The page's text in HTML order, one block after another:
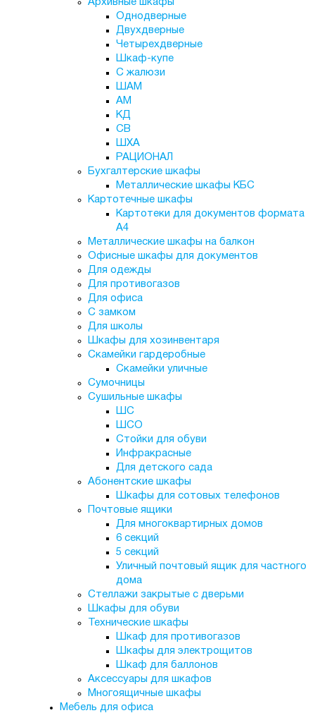
Архивные шкафы
Однодверные
Двухдверные
Четырехдверные
Шкаф-купе
С жалюзи
ШАМ
АМ
КД
СВ
ШХА
РАЦИОНАЛ
Бухгалтерские шкафы
Металлические шкафы КБС
Картотечные шкафы
Картотеки для документов формата
А4
Металлические шкафы на балкон
Офисные шкафы для документов
Для одежды
Для противогазов
Для офиса
С замком
Для школы
Шкафы для хозинвентаря
Скамейки гардеробные
Скамейки уличные
Сумочницы
Сушильные шкафы
ШС
ШСО
Стойки для обуви
Инфракрасные
Для детского сада
Абонентские шкафы
Шкафы для сотовых телефонов
Почтовые ящики
Для многоквартирных домов
6 секций
5 секций
Уличный почтовый ящик для частного
дома
Стеллажи закрытые с дверьми
Шкафы для обуви
Технические шкафы
Шкаф для противогазов
Шкафы для электрощитов
Шкаф для баллонов
Аксессуары для шкафов
Многоящичные шкафы
Мебель для офиса